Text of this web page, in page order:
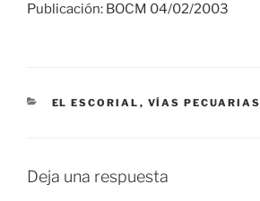
Publicación: BOCM 04/02/2003
CATEGORÍAS
EL ESCORIAL , VÍAS PECUARIAS
Deja una respuesta